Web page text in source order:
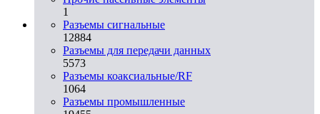
1
Разъeмы сигнальные
12884
Разъeмы для передачи данных
5573
Разъeмы коаксиальные/RF
1064
Разъeмы промышленные